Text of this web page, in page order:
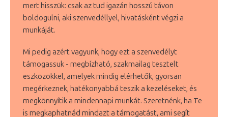
mert hisszük: csak az tud igazán hosszú távon
boldogulni, aki szenvedéllyel, hivatásként végzi a
munkáját.
Mi pedig azért vagyunk, hogy ezt a szenvedélyt
támogassuk - megbízható, szakmailag tesztelt
eszközökkel, amelyek mindig elérhetők, gyorsan
megérkeznek, hatékonyabbá teszik a kezeléseket, és
megkönnyítik a mindennapi munkát. Szeretnénk, ha Te
is megkaphatnád mindazt a támogatást, ami segít